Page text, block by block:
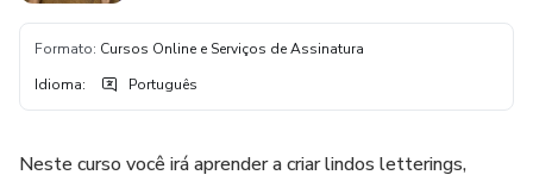
Formato: Cursos Online e Serviços de Assinatura
Idioma: Português
Neste curso você irá aprender a criar lindos letterings,